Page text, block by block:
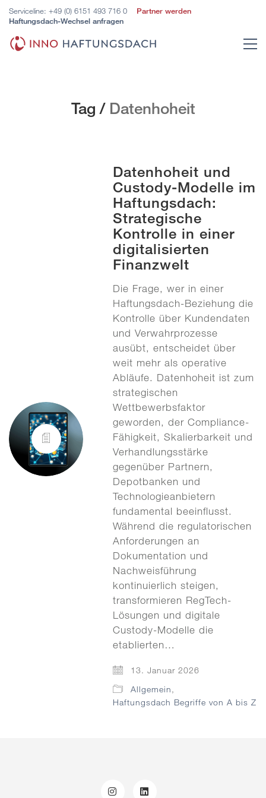
Serviceline: +49 (0) 6151 493 716 0
Partner werden
Haftungsdach-Wechsel anfragen
Tag / Datenhoheit
Datenhoheit und
Custody-Modelle im
Haftungsdach:
Strategische
Kontrolle in einer
digitalisierten
Finanzwelt
Die Frage, wer in einer
Haftungsdach-Beziehung die
Kontrolle über Kundendaten
und Verwahrprozesse
ausübt, entscheidet über
weit mehr als operative
Abläufe. Datenhoheit ist zum
strategischen
Wettbewerbsfaktor
geworden, der Compliance-
Fähigkeit, Skalierbarkeit und
Verhandlungsstärke
gegenüber Partnern,
Depotbanken und
Technologieanbietern
fundamental beeinflusst.
Während die regulatorischen
Anforderungen an
Dokumentation und
Nachweisführung
kontinuierlich steigen,
transformieren RegTech-
Lösungen und digitale
Custody-Modelle die
etablierten…
13. Januar 2026
Allgemein,
Haftungsdach Begriffe von A bis Z